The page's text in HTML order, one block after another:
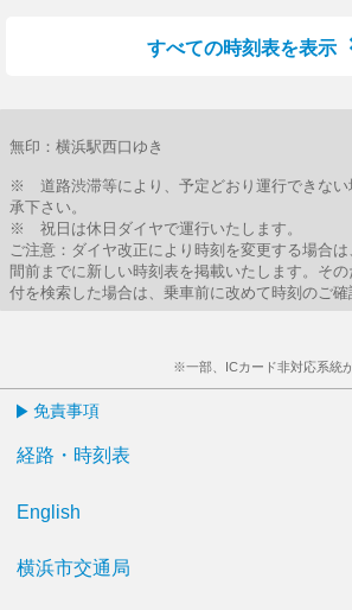
すべての時刻表を表示
無印：横浜駅西口ゆき
※ 道路渋滞等により、予定どおり運行できない
承下さい。
※ 祝日は休日ダイヤで運行いたします。
ご注意：ダイヤ改正により時刻を変更する場合
間前までに新しい時刻表を掲載いたします。そ
付を検索した場合は、乗車前に改めて時刻のご確
※一部、ICカード非対応系統
免責事項
経路・時刻表
English
横浜市交通局